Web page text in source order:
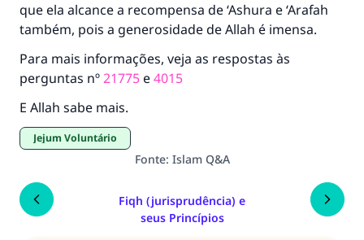
que ela alcance a recompensa de ‘Ashura e ‘Arafah
também, pois a generosidade de Allah é imensa.
Para mais informações, veja as respostas às
perguntas nº21775 e4015
E Allah sabe mais.
Jejum Voluntário
Fonte: Islam Q&A
Fiqh (jurisprudência) e
seus Princípios